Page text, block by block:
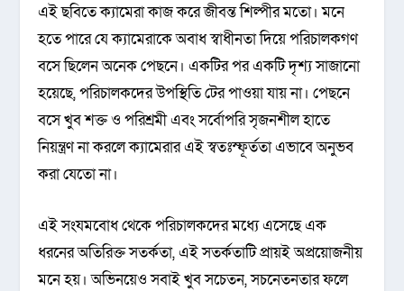
এই ছবিতে ক্যামেরা কাজ করে জীবন্ত শিল্পীর মতো। মনে
হতে পারে যে ক্যামেরাকে অবাধ স্বাধীনতা দিয়ে পরিচালকগণ
বসে ছিলেন অনেক পেছনে। একটির পর একটি দৃশ্য সাজানো
হয়েছে, পরিচালকদের উপস্থিতি টের পাওয়া যায় না। পেছনে
বসে খুব শক্ত ও পরিশ্রমী এবং সর্বোপরি সৃজনশীল হাতে
নিয়ন্ত্রণ না করলে ক্যামেরার এই স্বতঃস্ফূর্ততা এভাবে অনুভব
করা যেতো না।
এই সংযমবোধ থেকে পরিচালকদের মধ্যে এসেছে এক
ধরনের অতিরিক্ত সতর্কতা, এই সতর্কতাটি প্রায়ই অপ্রয়োজনীয়
মনে হয়। অভিনয়েও সবাই খুব সচেতন, সচনেতনতার ফলে